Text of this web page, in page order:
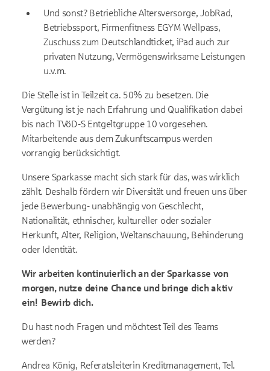
Und sonst? Betriebliche Altersversorge, JobRad,
Betriebssport, Firmenfitness EGYM Wellpass,
Zuschuss zum Deutschlandticket, iPad auch zur
privaten Nutzung, Vermögenswirksame Leistungen
u.v.m.
Die Stelle ist in Teilzeit ca. 50% zu besetzen. Die
Vergütung ist je nach Erfahrung und Qualifikation dabei
bis nach TVöD-S Entgeltgruppe 10 vorgesehen.
Mitarbeitende aus dem Zukunftscampus werden
vorrangig berücksichtigt.
Unsere Sparkasse macht sich stark für das, was wirklich
zählt. Deshalb fördern wir Diversität und freuen uns über
jede Bewerbung- unabhängig von Geschlecht,
Nationalität, ethnischer, kultureller oder sozialer
Herkunft, Alter, Religion, Weltanschauung, Behinderung
oder Identität.
Wir arbeiten kontinuierlich an der Sparkasse von
morgen, nutze deine Chance und bringe dich aktiv
ein! Bewirb dich.
Du hast noch Fragen und möchtest Teil des Teams
werden?
Andrea König, Referatsleiterin Kreditmanagement, Tel.